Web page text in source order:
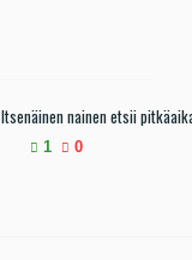
Itsenäinen nainen etsii
1 0